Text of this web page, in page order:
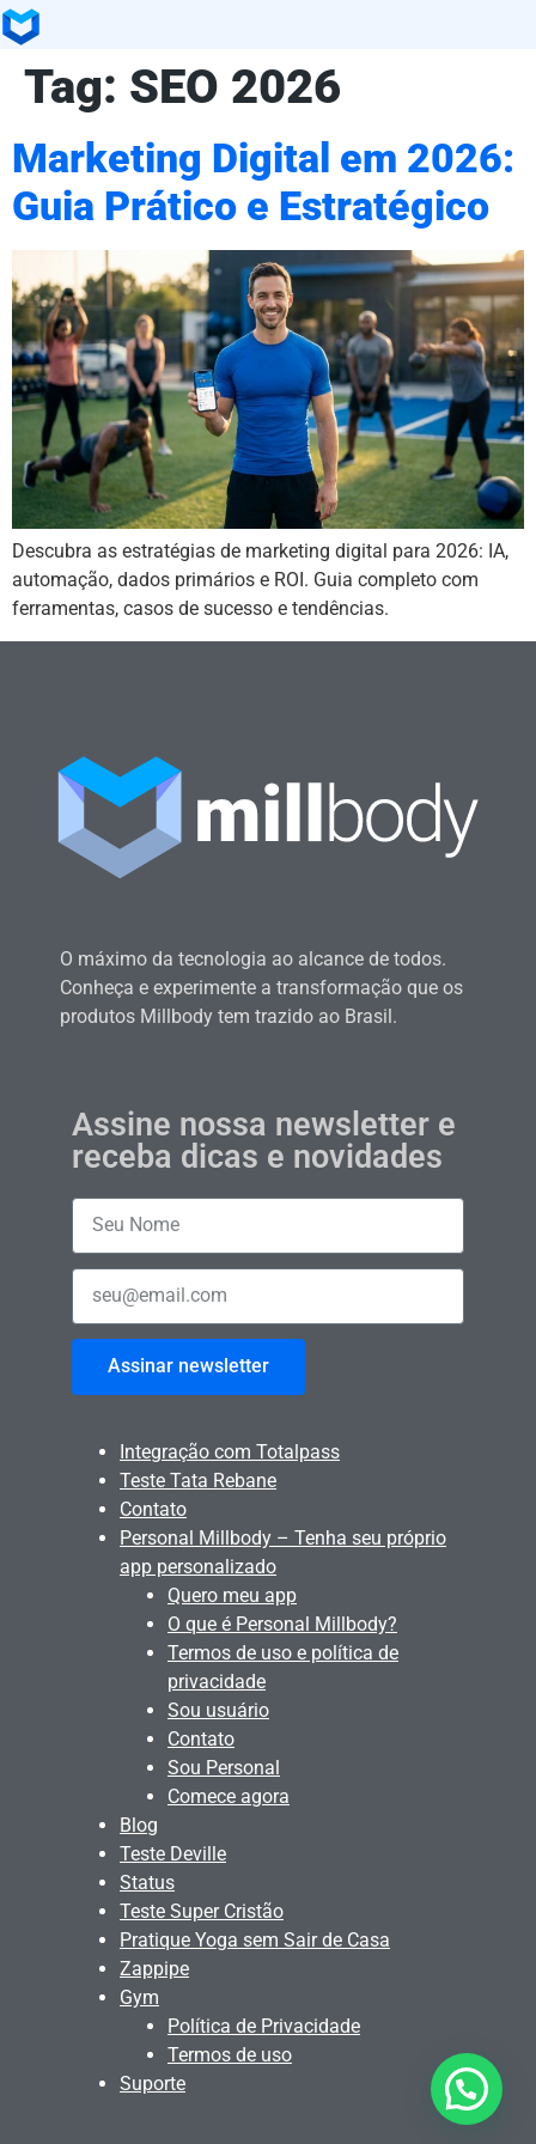
Tag: SEO 2026
Marketing Digital em 2026:
Guia Prático e Estratégico
Descubra as estratégias de marketing digital para 2026: IA,
automação, dados primários e ROI. Guia completo com
ferramentas, casos de sucesso e tendências.
O máximo da tecnologia ao alcance de todos.
Conheça e experimente a transformação que os
produtos Millbody tem trazido ao Brasil.
Assine nossa newsletter e
receba dicas e novidades
Assinar newsletter
Integração com Totalpass
Teste Tata Rebane
Contato
Personal Millbody – Tenha seu próprio
app personalizado
Quero meu app
O que é Personal Millbody?
Termos de uso e política de
privacidade
Sou usuário
Contato
Sou Personal
Comece agora
Blog
Teste Deville
Status
Teste Super Cristão
Pratique Yoga sem Sair de Casa
Zappipe
Gym
Política de Privacidade
Termos de uso
Suporte